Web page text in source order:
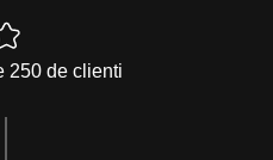
250 de clienti